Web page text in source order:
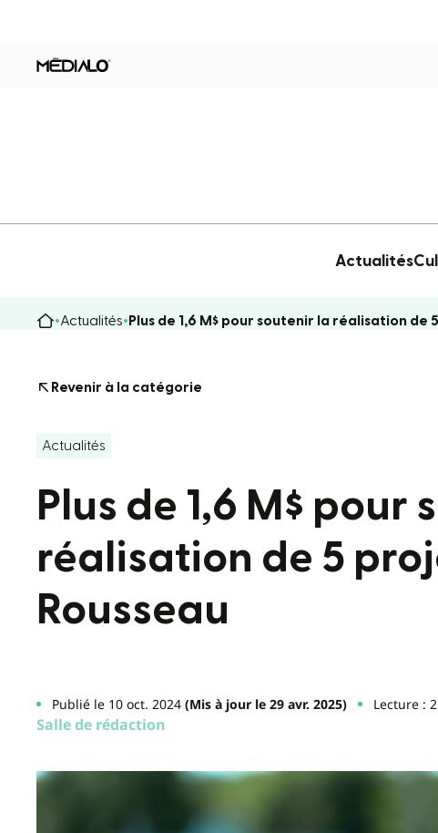
Actualités
Actualités Plus de 1,6 M$ pour soutenir la réalisation de
Revenir à la catégorie
Actualités
Plus de 1,6 M$ pour
réalisation de 5
Rousseau
Publié le 10 oct. 2024(Mis à jour le 29 avr. 2025) Lecture :
Salle de rédaction